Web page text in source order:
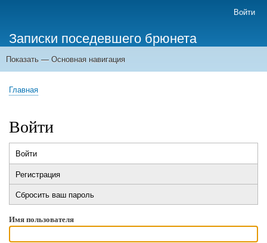
основному
содержанию
учётной
записи
пользователя
Войти
Записки поседевшего брюнета
Основная
Показать — Основная навигация
Главная
Строка
Главная
Войти
Главные
вкладки
Войти
вкладка)
Регистрация
Сбросить ваш пароль
Имя пользователя